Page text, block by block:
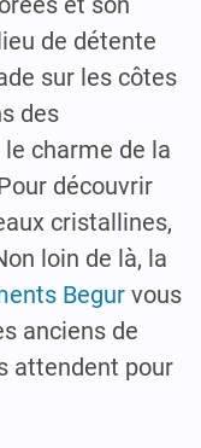
de détente
sur les côtes
des
le charme de la
découvrir
cristallines,
loin de là, la
Begur vous
anciens de
attendent pour